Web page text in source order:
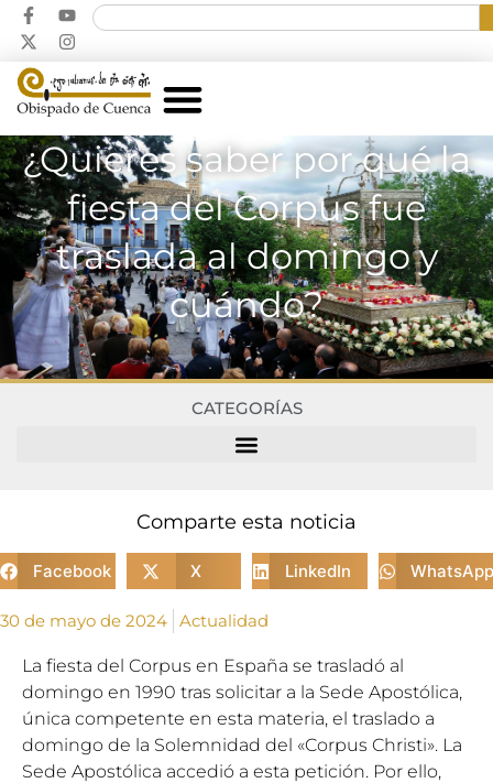
¿Quieres saber por qué la
fiesta del Corpus fue
traslada al domingo y
cuándo?
CATEGORÍAS
Comparte esta noticia
Facebook X LinkedIn WhatsApp
30 de mayo de 2024 Actualidad
La fiesta del Corpus en España se trasladó al
domingo en 1990 tras solicitar a la Sede Apostólica,
única competente en esta materia, el traslado a
domingo de la Solemnidad del «Corpus Christi». La
Sede Apostólica accedió a esta petición. Por ello,